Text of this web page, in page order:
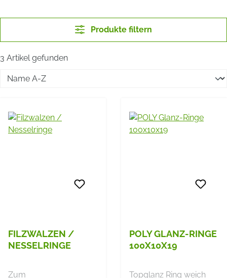
Produkte filtern
3 Artikel gefunden
FILZWALZEN /
NESSELRINGE
Zum
POLY GLANZ-RINGE
100X10X19
Topglanz Ring weich